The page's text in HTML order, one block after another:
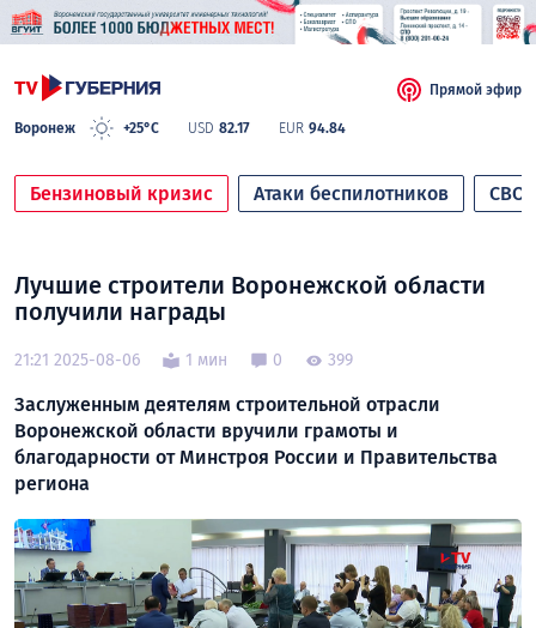
Воронеж +25°C USD 82.17 EUR 94.84
Прямой эфир
Бензиновый кризис Атаки беспилотников СВО
Лучшие строители Воронежской области
получили награды
21:21 2025-08-06 1 мин 0 399
Заслуженным деятелям строительной отрасли
Воронежской области вручили грамоты и
благодарности от Минстроя России и Правительства
региона